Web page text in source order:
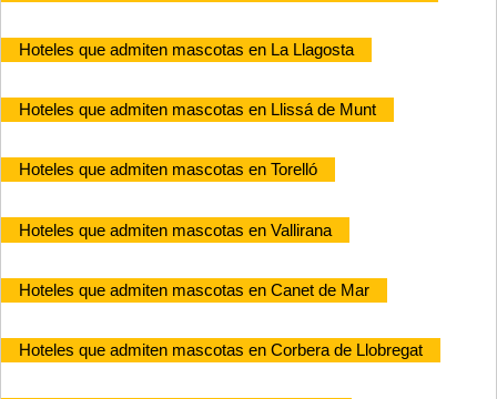
Hoteles que admiten mascotas en La Llagosta
Hoteles que admiten mascotas en Llissá de Munt
Hoteles que admiten mascotas en Torelló
Hoteles que admiten mascotas en Vallirana
Hoteles que admiten mascotas en Canet de Mar
Hoteles que admiten mascotas en Corbera de Llobregat